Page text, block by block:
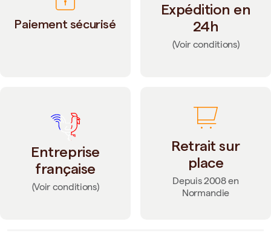
Paiement sécurisé
Expédition en
24h
(Voir conditions)
Entreprise
française
(Voir conditions)
Retrait sur
place
Depuis 2008 en
Normandie